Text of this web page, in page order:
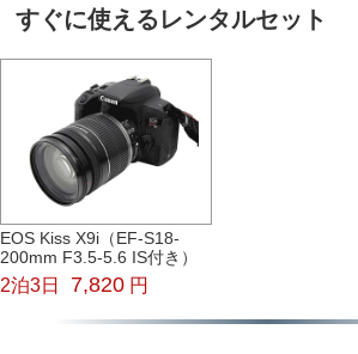
すぐに使えるレンタルセット
EOS Kiss X9i（EF-S18-
200mm F3.5-5.6 IS付き）
2泊3日 7,820 円